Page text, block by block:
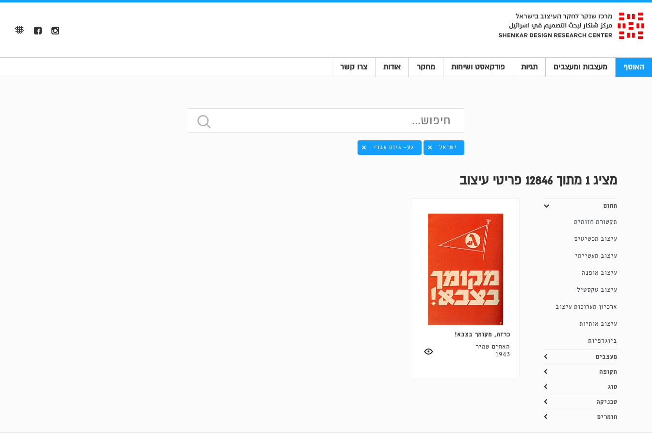
האוסף מעצבות ומעצבים תגיות פודקאסט ושיחות מחקר אודות צרו קשר
ישראל גע- גיוס עברי
מציג1 מתוך 12846 פריטי עיצוב
תחום
תקשורת חזותית
עיצוב תכשיטים
עיצוב תעשייתי
עיצוב אופנה
עיצוב טקסטיל
ארכיון תערוכות עיצוב
עיצוב אותיות
ביוגרפיות
מעצבים
תקופה
סוג
טכניקה
חומרים
כרזה, מקומך בצבא!
האחים שמיר
1943